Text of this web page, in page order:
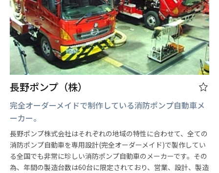
長野ポンプ（株）
完全オーダーメイドで制作している消防ポンプ自動車メ
ーカー。
長野ポンプ株式会社はそれぞれの地域の特性に合わせて、全ての
消防ポンプ自動車を専用設計(完全オーダーメイド)で製作してい
る全国でも非常に珍しい消防ポンプ自動車のメーカーです。その
為、年間の製造台数は60台に限定されており、営業、設計、製造